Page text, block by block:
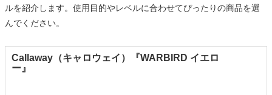
ルを紹介します。使用目的やレベルに合わせてぴったりの商品を選
んでください。
Callaway（キャロウェイ）『WARBIRD イエロ
ー』